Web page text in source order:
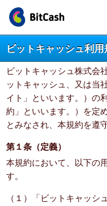
ビットキャッシュ利用
ビットキャッシュ株式会
ットキャッシュ、又は当
イト」といいます。）の
約」といいます。）を定
とみなされ、本規約を遵
第１条（定義）
本規約において、以下の
す。
（１）「ビットキャッシ